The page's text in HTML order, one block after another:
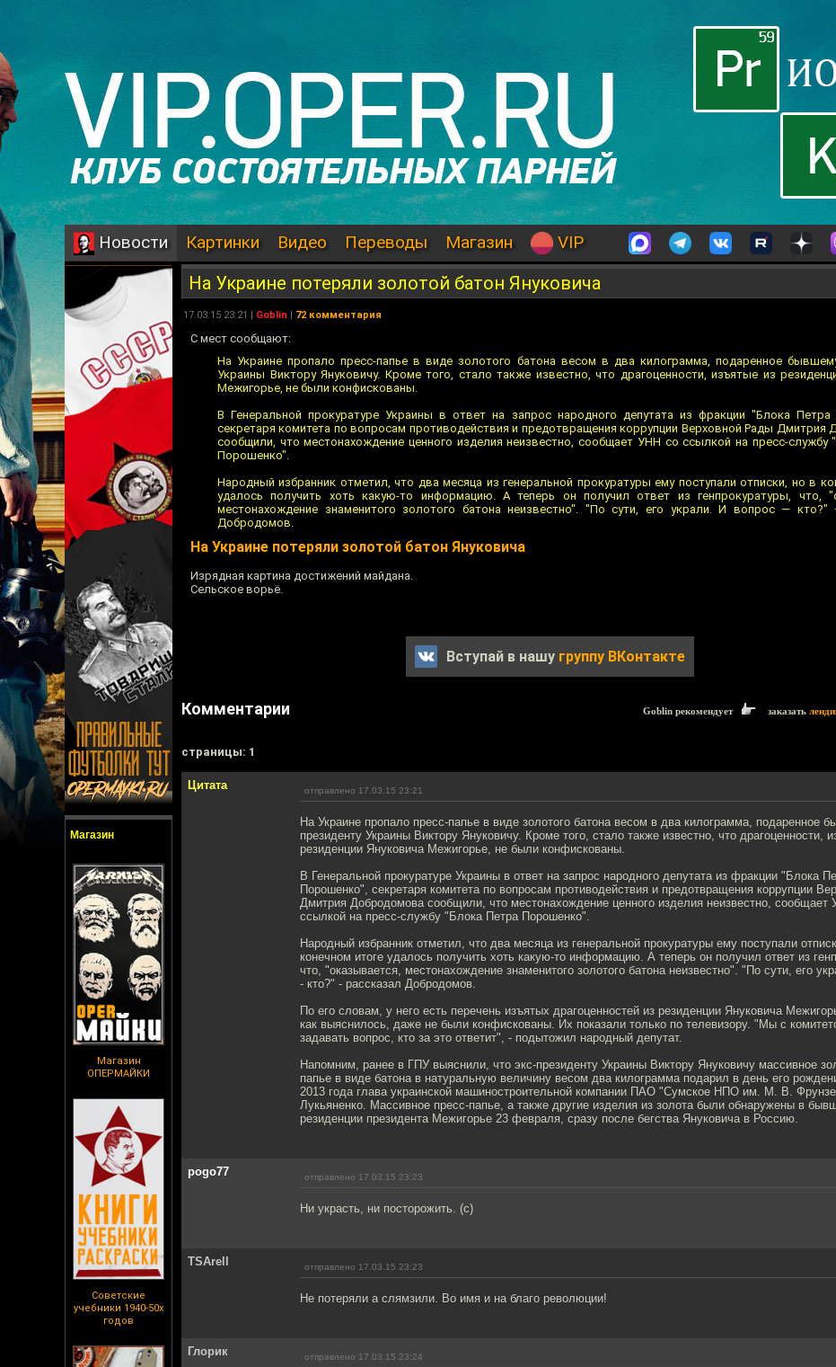
Новости Картинки Видео Переводы Магазин VIP
Магазин
Магазин
ОПЕРМАЙКИ
Советские
учебники 1940-50х
годов
На Украине потеряли золотой батон Януковича
17.03.15 23:21 | Goblin | 72 комментария
С мест сообщают:
На Украине пропало пресс-папье в виде золотого батона весом в два килограмма, подаренное
Украины Виктору Януковичу. Кроме того, стало также известно, что драгоценности, изъятые из
Межигорье, не были конфискованы.
В Генеральной прокуратуре Украины в ответ на запрос народного депутата из фракции "Блока
секретаря комитета по вопросам противодействия и предотвращения коррупции Верховной Рады Дмитрия
сообщили, что местонахождение ценного изделия неизвестно, сообщает УНН со ссылкой на пресс-службу
Порошенко".
Народный избранник отметил, что два месяца из генеральной прокуратуры ему поступали отписки, но в
удалось получить хоть какую-то информацию. А теперь он получил ответ из генпрокуратуры, что,
местонахождение знаменитого золотого батона неизвестно". "По сути, его украли. И вопрос — кто?"
Добродомов.
На Украине потеряли золотой батон Януковича
Изрядная картина достижений майдана.
Сельское ворьё.
Вступай в нашу группу ВКонтакте
Комментарии Goblin рекомендует заказать
cтраницы: 1
Цитата отправлено 17.03.15 23:21
На Украине пропало пресс-папье в виде золотого батона весом в два килограмма, подаренное
президенту Украины Виктору Януковичу. Кроме того, стало также известно, что драгоценности,
резиденции Януковича Межигорье, не были конфискованы.
В Генеральной прокуратуре Украины в ответ на запрос народного депутата из фракции "Блока
Порошенко", секретаря комитета по вопросам противодействия и предотвращения коррупции
Дмитрия Добродомова сообщили, что местонахождение ценного изделия неизвестно, сообщает
ссылкой на пресс-службу "Блока Петра Порошенко".
Народный избранник отметил, что два месяца из генеральной прокуратуры ему поступали
конечном итоге удалось получить хоть какую-то информацию. А теперь он получил ответ из
что, "оказывается, местонахождение знаменитого золотого батона неизвестно". "По сути, его
- кто?" - рассказал Добродомов.
По его словам, у него есть перечень изъятых драгоценностей из резиденции Януковича
как выяснилось, даже не были конфискованы. Их показали только по телевизору. "Мы с
задавать вопрос, кто за это ответит", - подытожил народный депутат.
Напомним, ранее в ГПУ выяснили, что экс-президенту Украины Виктору Януковичу массивное
папье в виде батона в натуральную величину весом два килограмма подарил в день его
2013 года глава украинской машиностроительной компании ПАО "Сумское НПО им. М. В.
Лукьяненко. Массивное пресс-папье, а также другие изделия из золота были обнаружены в
резиденции президента Межигорье 23 февраля, сразу после бегства Януковича в Россию.
pogo77 отправлено 17.03.15 23:23
Ни украсть, ни посторожить. (с)
TSArell отправлено 17.03.15 23:23
Не потеряли а слямзили. Во имя и на благо революции!
Глорик отправлено 17.03.15 23:24